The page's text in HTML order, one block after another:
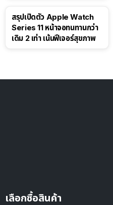
สรุปเปิดตัว Apple Watch
Series 11 หน้าจอทนทานกว่า
เดิม 2 เท่า เน้นฟีเจอร์สุขภาพ
เลือกซื้อสินค้า